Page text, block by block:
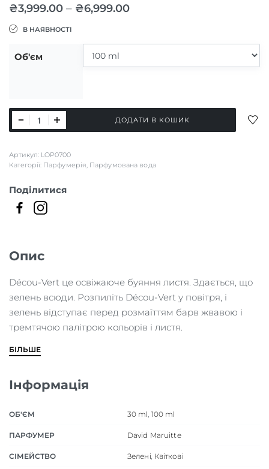
₴3,999.00 – ₴6,999.00
В НАЯВНОСТІ
Об'єм
DécouVert
кількість
ДОДАТИ В КОШИК
Артикул: LOP0700
Категорії: Парфумерія, Парфумована вода
Поділитися
Опис
Décou-Vert це освіжаюче буяння листя. Здається, що
зелень всюди. Розпиліть Décou-Vert у повітря, і
зелень відступає перед розмаїттям барв жвавою і
тремтячою палітрою кольорів і листя.
БІЛЬШЕ
Інформація
ОБ'ЄМ 30 ml 100 ml
ПАРФУМЕР David Maruitte
СІМЕЙСТВО Зелені Квіткові